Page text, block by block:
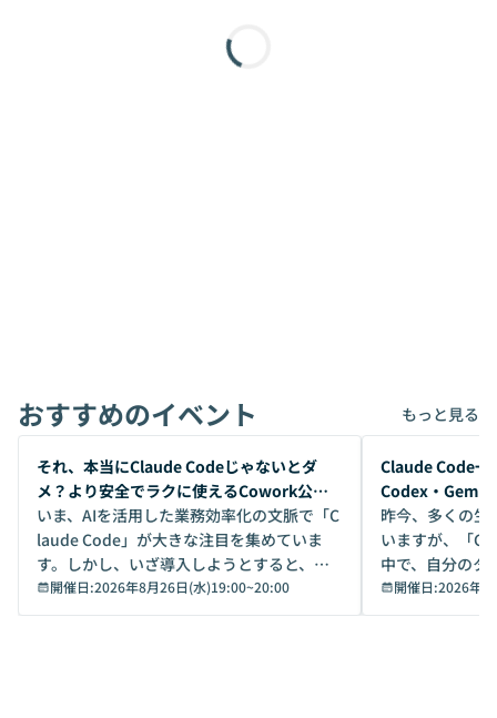
おすすめのイベント もっと見る
開催前
それ、本当にClaude Codeじゃないとダ
メ？より安全でラクに使えるCowork公開
デモ
いま、AIを活用した業務効率化の文脈で「C
laude Code」が大きな注目を集めていま
す。しかし、いざ導入しようとすると、セ
キュリティ面の懸念や権限管理のハードル
から、気軽に使えないケースも多いのでは
開催日:2026年8月26日(水)19:00~20:00
開催前
Claude Code一
Codex・
昨今、多くの生
いますが、「
中で、自分のタ
いいのか」を自
か？ 「なんとなく誰かが良いと言っていた
開催日:2026年8